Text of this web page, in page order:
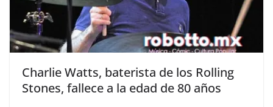
Charlie Watts, baterista de los Rolling
Stones, fallece a la edad de 80 años